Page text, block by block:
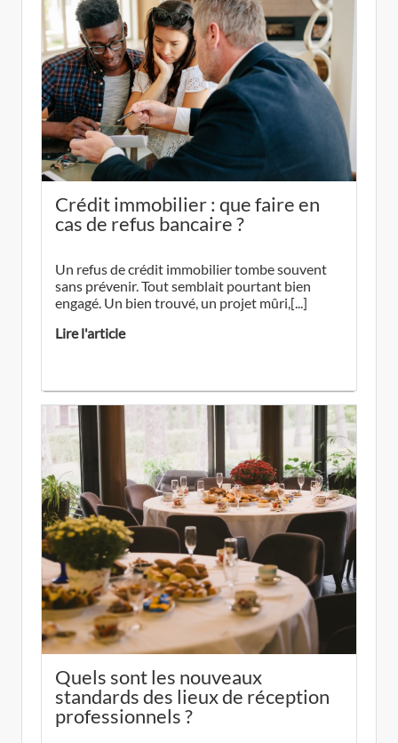
Crédit immobilier : que faire en
cas de refus bancaire ?
Un refus de crédit immobilier tombe souvent
sans prévenir. Tout semblait pourtant bien
engagé. Un bien trouvé, un projet mûri,[...]
Lire l'article
Quels sont les nouveaux
standards des lieux de réception
professionnels ?